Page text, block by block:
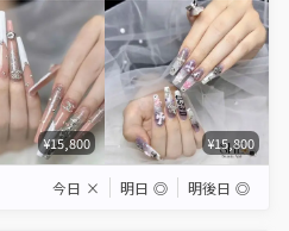
¥15,800 ¥15,800
今日 × 明日 ◎ 明後日 ◎